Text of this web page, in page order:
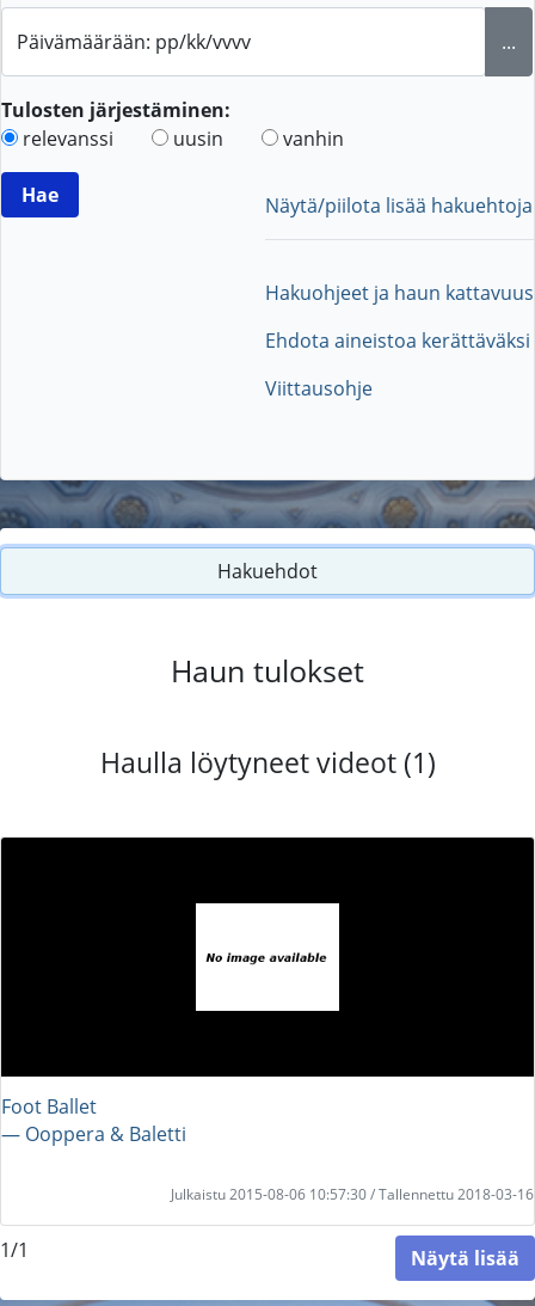
Päivämäärään: pp/kk/vvvv ...
Tulosten järjestäminen:
relevanssi
uusin vanhin
Näytä/piilota lisää hakuehtoja
Hakuohjeet ja haun kattavuus
Ehdota aineistoa kerättäväksi
Viittausohje
Hakuehdot
Haun tulokset
Haulla löytyneet videot (1)
Foot Ballet
― Ooppera & Baletti
Julkaistu 2015-08-06 10:57:30 / Tallennettu 2018-03-16
1/1 Näytä lisää